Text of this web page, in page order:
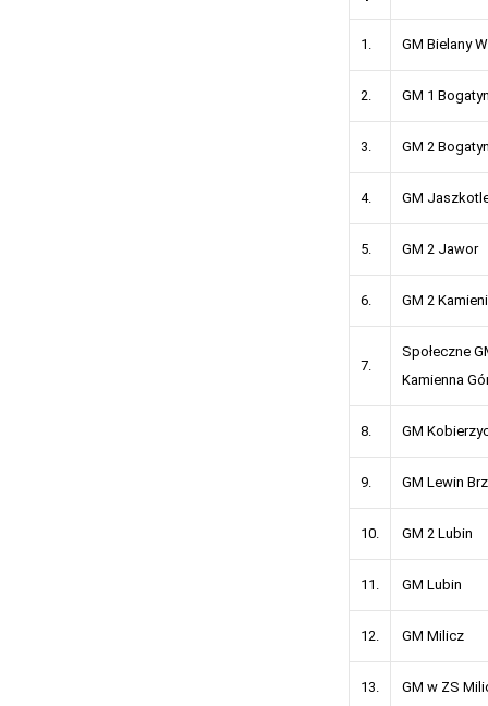
1. GM Bielany
2. GM 1
3. GM 2
4. GM
5. GM 2 Jawor
6. GM 2
7.
Społeczne
Kamienna
8. GM
9. GM Lewin
10. GM 2 Lubin
11. GM Lubin
12. GM Milicz
13. GM w ZS